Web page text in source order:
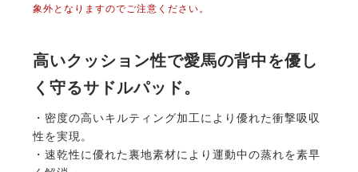
象外となりますのでご注意ください。
高いクッション性で愛馬の背中を優し
く守るサドルパッド。
・密度の高いキルティング加工により優れた衝撃吸収
性を実現。
・速乾性に優れた裏地素材により運動中の蒸れを素早